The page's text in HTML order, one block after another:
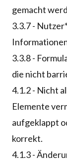
gemacht
3.3.7 -
3.3.8 -
die nicht
4.1.2 - Nicht
Elemente
aufgeklappt
korrekt.
4.1.3 -